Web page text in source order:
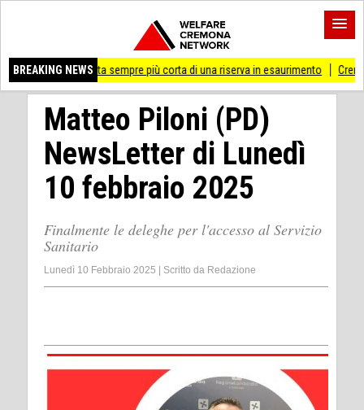
BREAKING NEWS
sempre più corta di una riserva in esaurimento Cremona
Matteo Piloni (PD)
NewsLetter di Lunedì
10 febbraio 2025
Finalmente le deleghe per l'accesso al Servizio
Sanitario
Lunedì 10 Febbraio 2025 Scritto da Redazione